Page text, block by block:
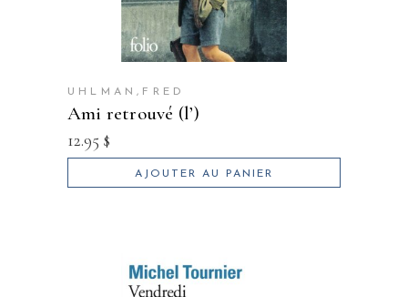
UHLMAN,FRED
ami retrouvé (l’)
12.95 $
AJOUTER AU PANIER